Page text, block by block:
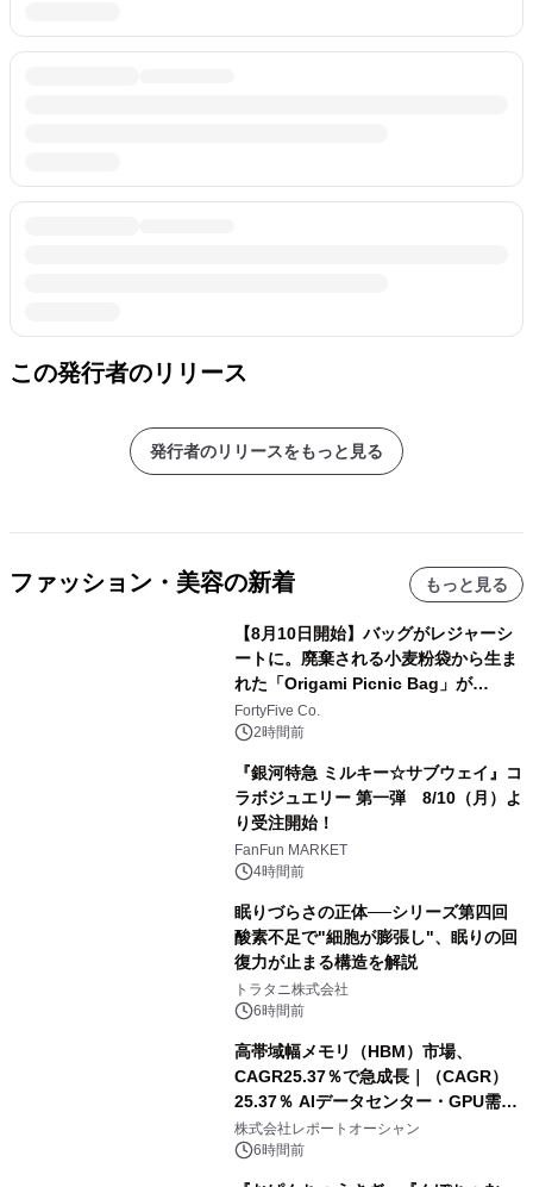
この発行者のリリース
発行者のリリースをもっと見る
ファッション・美容の新着 もっと見る
【8月10日開始】バッグがレジャーシ
ートに。廃棄される小麦粉袋から生ま
れた「Origami Picnic Bag」が
Makuakeに登場
FortyFive Co.
2時間前
『銀河特急 ミルキー☆サブウェイ』コ
ラボジュエリー 第一弾 8/10（月）よ
り受注開始！
FanFun MARKET
4時間前
眠りづらさの正体──シリーズ第四回
酸素不足で"細胞が膨張し"、眠りの回
復力が止まる構造を解説
トラタニ株式会社
6時間前
高帯域幅メモリ（HBM）市場、
CAGR25.37％で急成長｜（CAGR）
25.37％ AIデータセンター・GPU需要
拡大が2035年の市場成長を牽引
株式会社レポートオーシャン
6時間前